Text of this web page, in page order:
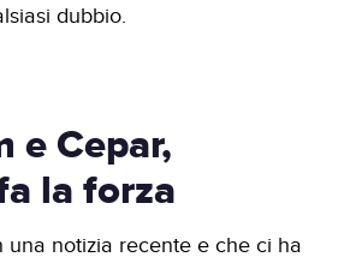
dubbio.
e Cepar,
la forza
una notizia recente e che ci ha